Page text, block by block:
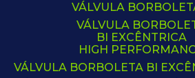
VÁLVULA
VÁLVULA
BI EXCÊNTRICA
HIGH
VÁLVULA BORBOLETA BI